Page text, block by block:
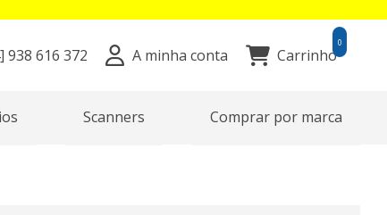
938 616 372 A minha conta Carrinho
0
Scanners Comprar por marca